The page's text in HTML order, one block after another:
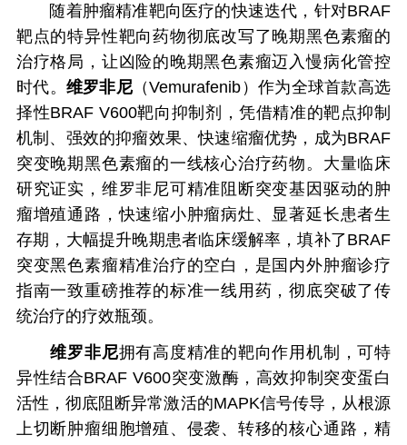
随着肿瘤精准靶向医疗的快速迭代，针对BRAF
靶点的特异性靶向药物彻底改写了晚期黑色素瘤的
治疗格局，让凶险的晚期黑色素瘤迈入慢病化管控
时代。 维罗非尼（Vemurafenib）作为全球首款高选
择性BRAF V600靶向抑制剂，凭借精准的靶点抑制
机制、强效的抑瘤效果、快速缩瘤优势，成为BRAF
突变晚期黑色素瘤的一线核心治疗药物。大量临床
研究证实，维罗非尼可精准阻断突变基因驱动的肿
瘤增殖通路，快速缩小肿瘤病灶、显著延长患者生
存期，大幅提升晚期患者临床缓解率，填补了BRAF
突变黑色素瘤精准治疗的空白，是国内外肿瘤诊疗
指南一致重磅推荐的标准一线用药，彻底突破了传
统治疗的疗效瓶颈。
维罗非尼拥有高度精准的靶向作用机制，可特
异性结合BRAF V600突变激酶，高效抑制突变蛋白
活性，彻底阻断异常激活的MAPK信号传导，从根源
上切断肿瘤细胞增殖、侵袭、转移的核心通路，精